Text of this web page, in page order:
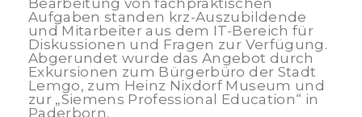
Bearbeitung von fachpraktischen
Aufgaben standen krz-Auszubildende
und Mitarbeiter aus dem IT-Bereich für
Diskussionen und Fragen zur Verfügung.
Abgerundet wurde das Angebot durch
Exkursionen zum Bürgerbüro der Stadt
Lemgo, zum Heinz Nixdorf Museum und
zur „Siemens Professional Education“ in
Paderborn.